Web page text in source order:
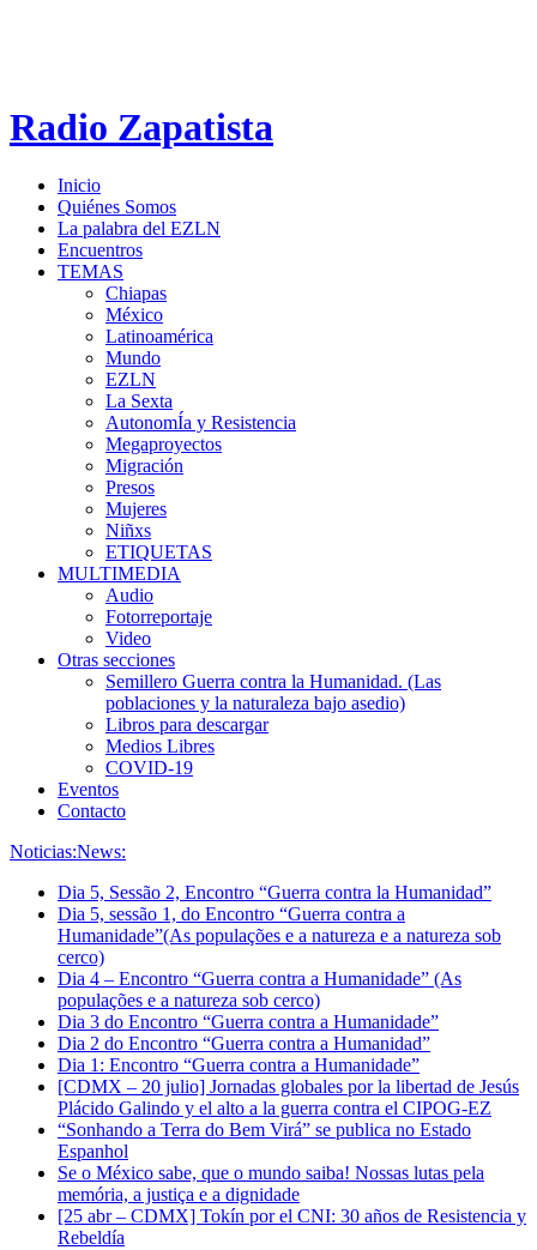
Radio Zapatista
Inicio
Quiénes Somos
La palabra del EZLN
Encuentros
TEMAS
Chiapas
México
Latinoamérica
Mundo
EZLN
La Sexta
AutonomÍa y Resistencia
Megaproyectos
Migración
Presos
Mujeres
Niñxs
ETIQUETAS
MULTIMEDIA
Audio
Fotorreportaje
Video
Otras secciones
Semillero Guerra contra la Humanidad. (Las
poblaciones y la naturaleza bajo asedio)
Libros para descargar
Medios Libres
COVID-19
Eventos
Contacto
Noticias:News:
Dia 5, Sessão 2, Encontro “Guerra contra la Humanidad”
Dia 5, sessão 1, do Encontro “Guerra contra a
Humanidade”(As populações e a natureza e a natureza sob
cerco)
Dia 4 – Encontro “Guerra contra a Humanidade” (As
populações e a natureza sob cerco)
Dia 3 do Encontro “Guerra contra a Humanidade”
Dia 2 do Encontro “Guerra contra a Humanidad”
Dia 1: Encontro “Guerra contra a Humanidade”
[CDMX – 20 julio] Jornadas globales por la libertad de Jesús
Plácido Galindo y el alto a la guerra contra el CIPOG-EZ
“Sonhando a Terra do Bem Virá” se publica no Estado
Espanhol
Se o México sabe, que o mundo saiba! Nossas lutas pela
memória, a justiça e a dignidade
[25 abr – CDMX] Tokín por el CNI: 30 años de Resistencia y
Rebeldía